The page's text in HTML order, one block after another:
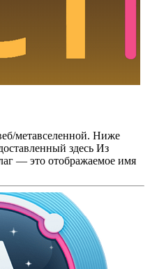
метавселенной. Ниже
здесь Из
— это отображаемое имя